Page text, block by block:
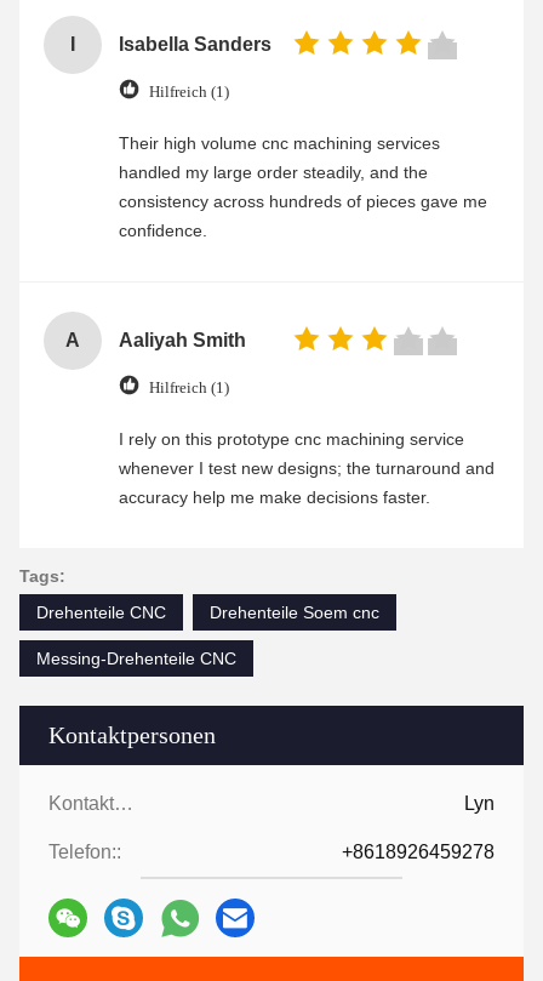
Kontaktpersonen
Kontaktpersonen: Lyn
Telefon:: +8618926459278
Isabella Sanders
Hilfreich (1)
Their high volume cnc machining services
handled my large order steadily, and the
consistency across hundreds of pieces gave me
confidence.
A Aaliyah Smith
Hilfreich (1)
I rely on this prototype cnc machining service
whenever I test new designs; the turnaround and
accuracy help me make decisions faster.
Tags:
Drehenteile CNC
Drehenteile Soem cnc
Messing-Drehenteile CNC